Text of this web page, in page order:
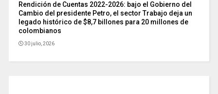
Rendición de Cuentas 2022-2026: bajo el Gobierno del
Cambio del presidente Petro, el sector Trabajo deja un
legado histórico de $8,7 billones para 20 millones de
colombianos
30 julio, 2026